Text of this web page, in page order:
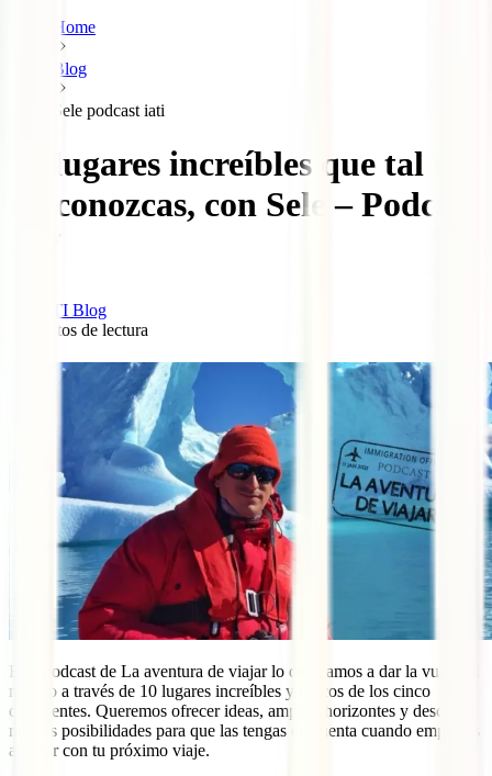
Home
Blog
Sele podcast iati
10 lugares increíbles que tal vez
no conozcas, con Sele – Podcast
IATI Blog
minutos de lectura
Este podcast de La aventura de viajar lo dedicamos a dar la vuelta al
mundo a través de 10 lugares increíbles y únicos de los cinco
continentes. Queremos ofrecer ideas, ampliar horizontes y descubrir
nuevas posibilidades para que las tengas en cuenta cuando empieces
a soñar con tu próximo viaje.